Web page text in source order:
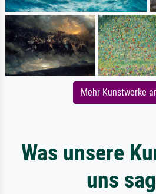
Mehr Kunstwerke
Was unsere
uns